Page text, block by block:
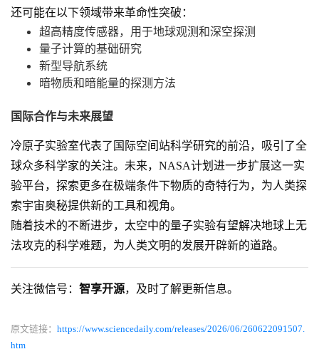
还可能在以下领域带来革命性突破：
超高精度传感器，用于地球观测和深空探测
量子计算的基础研究
新型导航系统
暗物质和暗能量的探测方法
国际合作与未来展望
冷原子实验室代表了国际空间站科学研究的前沿，吸引了全
球众多科学家的关注。未来，NASA计划进一步扩展这一实
验平台，探索更多在极端条件下物质的奇特行为，为人类探
索宇宙奥秘提供新的工具和视角。
随着技术的不断进步，太空中的量子实验有望解决地球上无
法攻克的科学难题，为人类文明的发展开辟新的道路。
关注微信号： 智享开源，及时了解更新信息。
原文链接： https://www.sciencedaily.com/releases/2026/06/260622091507.
htm